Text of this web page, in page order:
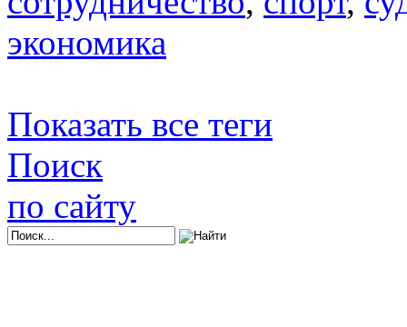
экономика
Показать все теги
Поиск
по сайту